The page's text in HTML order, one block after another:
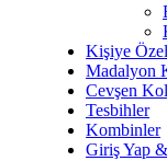
Kişiye
Madalyon
Cevşen
Tesbihler
Kombinler
Giriş Yap